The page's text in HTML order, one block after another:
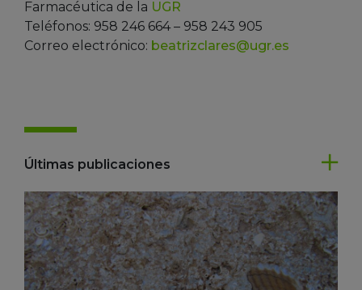
Farmacéutica de la UGR
Teléfonos: 958 246 664 – 958 243 905
Correo electrónico: beatrizclares@ugr.es
Últimas publicaciones